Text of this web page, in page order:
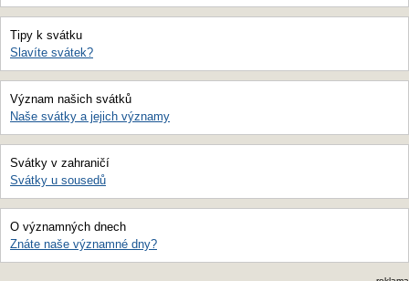
Tipy k svátku
Slavíte svátek?
Význam našich svátků
Naše svátky a jejich významy
Svátky v zahraničí
Svátky u sousedů
O významných dnech
Znáte naše významné dny?